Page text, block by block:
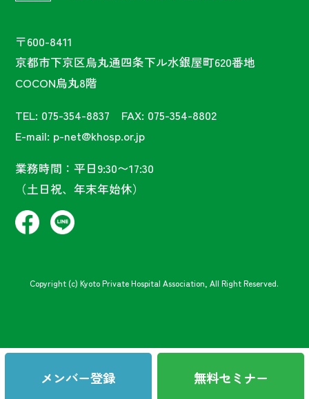
メンバー登録 無料セミナー
〒600-8411
京都市下京区烏丸通四条下ル水銀屋町620番地
COCON烏丸8階
TEL: 075-354-8837 FAX: 075-354-8802
E-mail: p-net@khosp.or.jp
業務時間：平日9:30〜17:30
（土日祝、年末年始休）
Copyright (c) Kyoto Private Hospital Association, All Right Reserved.